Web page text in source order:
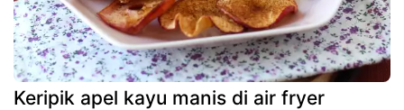
Keripik apel kayu manis di air fryer